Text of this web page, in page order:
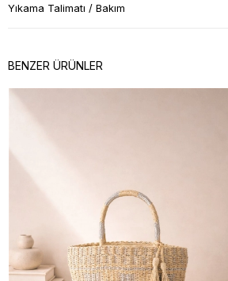
Yıkama Talimatı / Bakım
BENZER ÜRÜNLER